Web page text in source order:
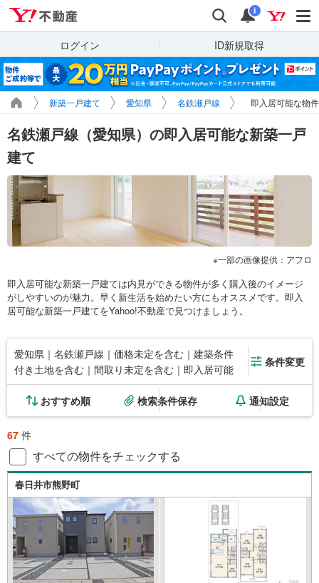
検索 通知
i
ログイン ID新規取得
新築一戸建て 愛知県 名鉄瀬戸線 即入居可能な物
名鉄瀬戸線（愛知県）の即入居可能な新築一戸
建て
一部の画像提供：アフロ
即入居可能な新築一戸建ては内見ができる物件が多く購入後のイメージ
がしやすいのが魅力。早く新生活を始めたい方にもオススメです。即入
居可能な新築一戸建てをYahoo!不動産で見つけましょう。
愛知県｜名鉄瀬戸線｜価格未定を含む｜建築条件
付き土地を含む｜間取り未定を含む｜即入居可能
条件変更
おすすめ順 検索条件保存 通知設定
67 件
すべての物件をチェックする
春日井市熊野町